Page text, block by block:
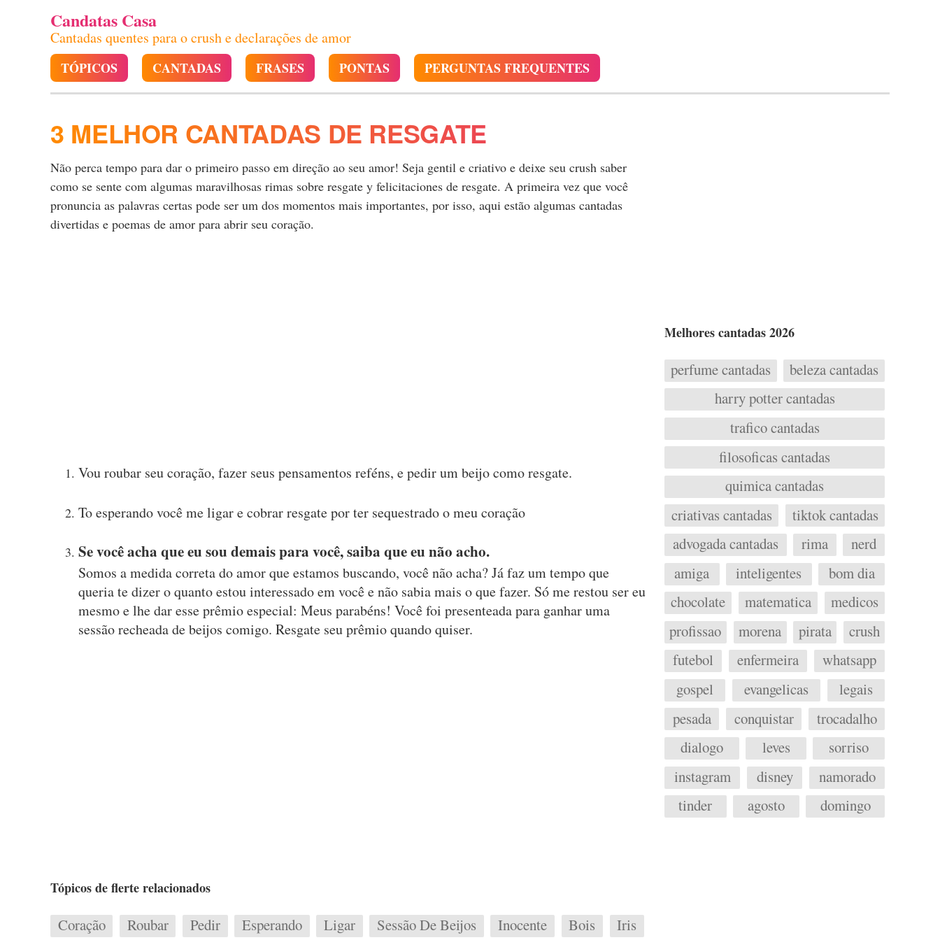
Candatas Casa
Cantadas quentes para o crush e declarações de amor
TÓPICOS CANTADAS FRASES PONTAS PERGUNTAS FREQUENTES
3 MELHOR CANTADAS DE RESGATE
Não perca tempo para dar o primeiro passo em direção ao seu amor! Seja gentil e criativo e deixe seu crush saber
como se sente com algumas maravilhosas rimas sobre resgate y felicitaciones de resgate. A primeira vez que você
pronuncia as palavras certas pode ser um dos momentos mais importantes, por isso, aqui estão algumas cantadas
divertidas e poemas de amor para abrir seu coração.
Vou roubar seu coração, fazer seus pensamentos reféns, e pedir um beijo como resgate.
To esperando você me ligar e cobrar resgate por ter sequestrado o meu coração
Se você acha que eu sou demais para você, saiba que eu não acho.
Somos a medida correta do amor que estamos buscando, você não acha? Já faz um tempo que
queria te dizer o quanto estou interessado em você e não sabia mais o que fazer. Só me restou ser eu
mesmo e lhe dar esse prêmio especial: Meus parabéns! Você foi presenteada para ganhar uma
sessão recheada de beijos comigo. Resgate seu prêmio quando quiser.
Tópicos de flerte relacionados
Coração Roubar Pedir Esperando Ligar Sessão De Beijos Inocente Bois Iris
Melhores cantadas 2026
perfume cantadas
beleza cantadas
harry potter cantadas
trafico cantadas
filosoficas cantadas
quimica cantadas
criativas cantadas
tiktok cantadas
advogada cantadas
rima
nerd
amiga
inteligentes
bom dia
chocolate
matematica
medicos
profissao
morena pirata
crush
futebol
enfermeira
whatsapp
gospel
evangelicas
legais
pesada
conquistar
trocadalho
dialogo
leves
sorriso
instagram
disney
namorado
tinder
agosto domingo